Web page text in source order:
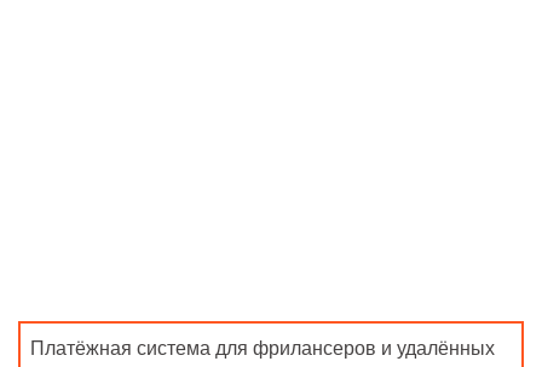
Платёжная система для фрилансеров и удалённых